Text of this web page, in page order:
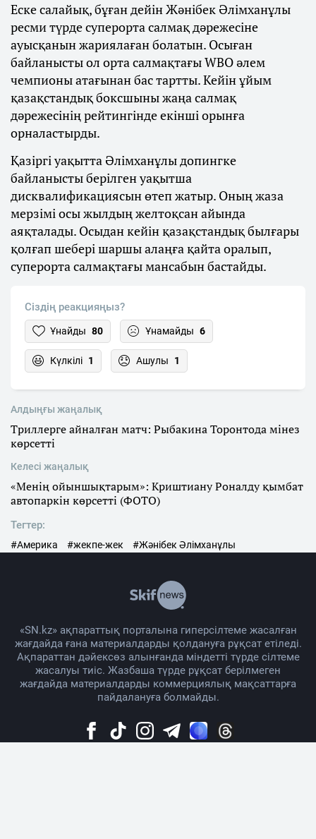
Еске салайық, бұған дейін Жәнібек Әлімханұлы
ресми түрде суперорта салмақ дәрежесіне
ауысқанын жариялаған болатын. Осыған
байланысты ол орта салмақтағы WBO әлем
чемпионы атағынан бас тартты. Кейін ұйым
қазақстандық боксшыны жаңа салмақ
дәрежесінің рейтингінде екінші орынға
орналастырды.
Қазіргі уақытта Әлімханұлы допингке
байланысты берілген уақытша
дисквалификациясын өтеп жатыр. Оның жаза
мерзімі осы жылдың желтоқсан айында
аяқталады. Осыдан кейін қазақстандық былғары
қолғап шебері шаршы алаңға қайта оралып,
суперорта салмақтағы мансабын бастайды.
Сіздің реакцияңыз?
Ұнайды 80 Ұнамайды 6
Күлкілі 1 Ашулы 1
Алдыңғы жаңалық
Триллерге айналған матч: Рыбакина Торонтода мінез
көрсетті
Келесі жаңалық
«Менің ойыншықтарым»: Криштиану Роналду қымбат
автопаркін көрсетті (ФОТО)
Тегтер:
#Америка #жекпе-жек #Жәнібек Әлімханұлы
«SN.kz» ақпараттық порталына гиперсілтеме жасалған
жағдайда ғана материалдарды қолдануға рұқсат етіледі.
Ақпараттан дәйексөз алынғанда міндетті түрде сілтеме
жасалуы тиіс. Жазбаша түрде рұқсат берілмеген
жағдайда материалдарды коммерциялық мақсаттарға
пайдалануға болмайды.